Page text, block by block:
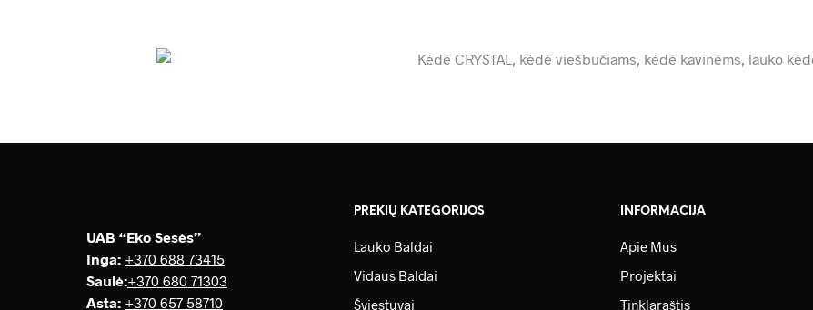
UAB “Eko Sesės”
Inga: +370 688 73415
Saulė:+370 680 71303
Asta: +370 657 58710
PREKIŲ KATEGORIJOS
Lauko Baldai
Vidaus Baldai
Šviestuvai
INFORMACIJA
Apie Mus
Projektai
Tinklaraštis